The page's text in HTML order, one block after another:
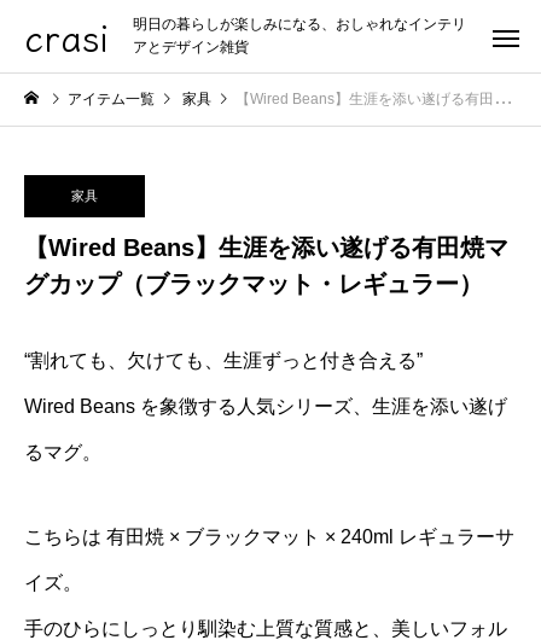
crasi
明日の暮らしが楽しみになる、おしゃれなインテリ
アとデザイン雑貨
アイテム一覧 家具 【Wired Beans】生涯を添い遂げる有田焼マグカップ（ブラックマット・レギュラー）
家具
【Wired Beans】生涯を添い遂げる有田焼マ
グカップ（ブラックマット・レギュラー）
“割れても、欠けても、生涯ずっと付き合える”
Wired Beans を象徴する人気シリーズ、生涯を添い遂げ
るマグ。
こちらは 有田焼 × ブラックマット × 240ml レギュラーサ
イズ。
手のひらにしっとり馴染む上質な質感と、美しいフォル